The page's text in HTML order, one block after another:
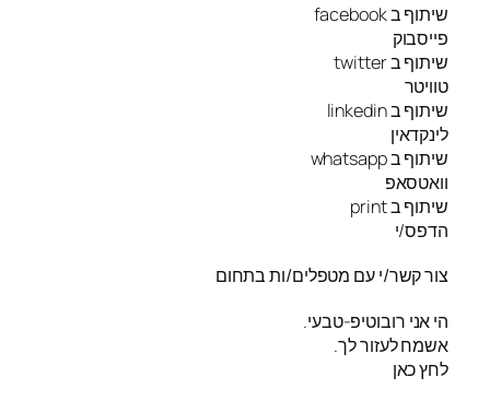
שיתוף ב facebook
פייסבוק
שיתוף ב twitter
טוויטר
שיתוף ב linkedin
לינקדאין
שיתוף ב whatsapp
וואטסאפ
שיתוף ב print
הדפס/י
צור קשר/י עם מטפלים/ות בתחום
הי אני רובוטיפ-טבעי.
אשמח לעזור לך.
לחץ כאן